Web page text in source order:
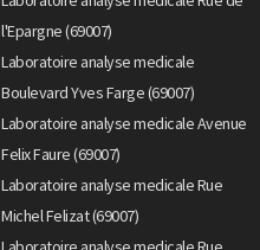
l'Epargne (69007)
Laboratoire analyse medicale
Boulevard Yves Farge (69007)
Laboratoire analyse medicale Avenue
Felix Faure (69007)
Laboratoire analyse medicale Rue
Michel Felizat (69007)